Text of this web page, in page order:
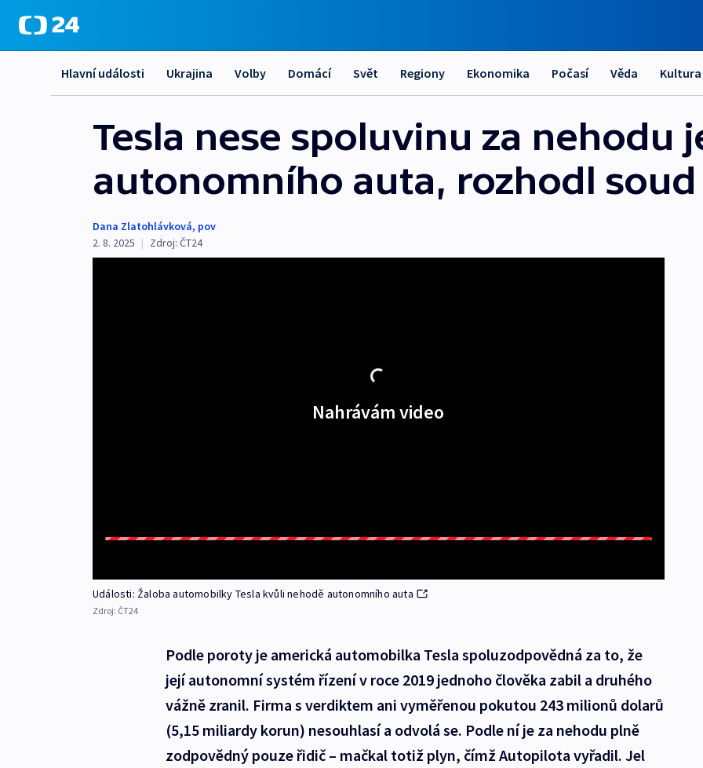
Hlavní události Ukrajina Volby Domácí Svět Regiony Ekonomika Počasí Věda Kultura
Tesla nese spoluvinu za nehodu
autonomního auta, rozhodl soud
Dana Zlatohlávková, pov
2. 8. 2025 | Zdroj: ČT24
Nahrávám video
Události: Žaloba automobilky Tesla kvůli nehodě autonomního auta
Zdroj: ČT24
Podle poroty je americká automobilka Tesla spoluzodpovědná za to, že
její autonomní systém řízení v roce 2019 jednoho člověka zabil a druhého
vážně zranil. Firma s verdiktem ani vyměřenou pokutou 243 milionů dolarů
(5,15 miliardy korun) nesouhlasí a odvolá se. Podle ní je za nehodu plně
zodpovědný pouze řidič – mačkal totiž plyn, čímž Autopilota vyřadil. Jel